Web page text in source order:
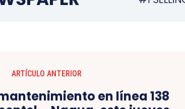
ARTÍCULO ANTERIOR